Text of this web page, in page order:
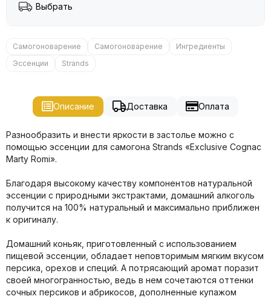
Выбрать
Самогоноварение Самогоноварение
Ингредиенты
Эссенции
Strands
Описание Доставка Оплата
Разнообразить и внести яркости в застолье можно с
помощью эссенции для самогона Strands «Exclusive Cognac
Marty Romi».
Благодаря высокому качеству компонентов натуральной
эссенции с природными экстрактами, домашний алкоголь
получится на 100% натуральный и максимально приближен
к оригиналу.
Домашний коньяк, приготовленный с использованием
пищевой эссенции, обладает неповторимым мягким вкусом
персика, орехов и специй. А потрясающий аромат поразит
своей многогранностью, ведь в нем сочетаются оттенки
сочных персиков и абрикосов, дополненные купажом